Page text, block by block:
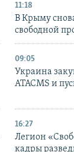
11:18
В Крыму
свободной
09:05
Украина
ATACMS и
16:27
Легион
кадры